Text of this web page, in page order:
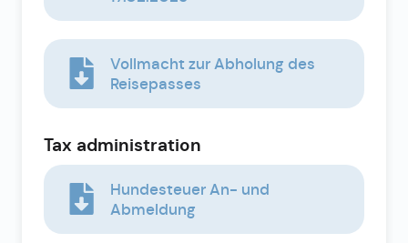
Vollmacht zur Abholung des
Reisepasses
Tax administration
Hundesteuer An- und
Abmeldung